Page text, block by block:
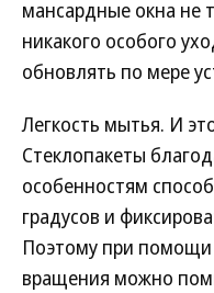
мансардные окна не
никакого особого
обновлять по мере
Легкость мытья. И
Стеклопакеты
особенностям
градусов и
Поэтому при
вращения можно